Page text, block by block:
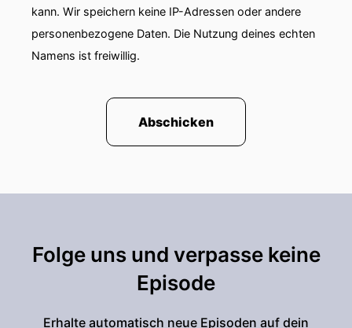
kann. Wir speichern keine IP-Adressen oder andere
personenbezogene Daten. Die Nutzung deines echten
Namens ist freiwillig.
Abschicken
Folge uns und verpasse keine
Episode
Erhalte automatisch neue Episoden auf dein